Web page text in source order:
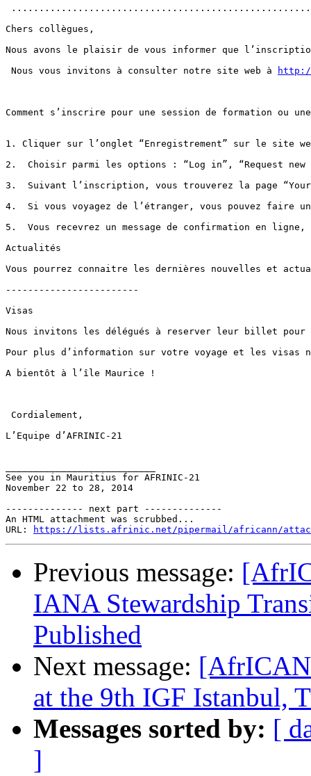
Chers collègues,
Nous avons le plaisir de vous informer que
Nous vous invitons à consulter notre site web à
Comment s’inscrire pour une session de formation ou
1. Cliquer sur l’onglet “Enregistrement” sur le site
2.  Choisir parmi les options : “Log in”, “Request new
3.  Suivant l’inscription, vous trouverez la page
4.  Si vous voyagez de l’étranger, vous pouvez faire
5.  Vous recevrez un message de confirmation en
Actualités
Vous pourrez connaitre les dernières nouvelles et
------------------------
Visas
Nous invitons les délégués à reserver leur billet pour
Pour plus d’information sur votre voyage et les visas
A bientôt à l’île Maurice !
Cordialement,
L’Equipe d’AFRINIC-21
See you in Mauritius for AFRINIC-21
November 22 to 28, 2014
-------------- next part --------------
An HTML attachment was scrubbed...
URL:
https://lists.afrinic.net/pipermail/africann/
Previous message:
IANA Stewardship
Published
Next message:
at the 9th IGF Istanbul,
Messages sorted by: [
]